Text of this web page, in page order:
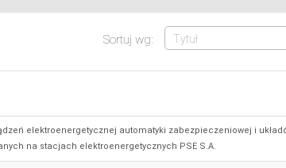
Sortuj wg:
elektroenergetycznej automatyki zabezpieczeniowej i
na stacjach elektroenergetycznych PSE S.A.